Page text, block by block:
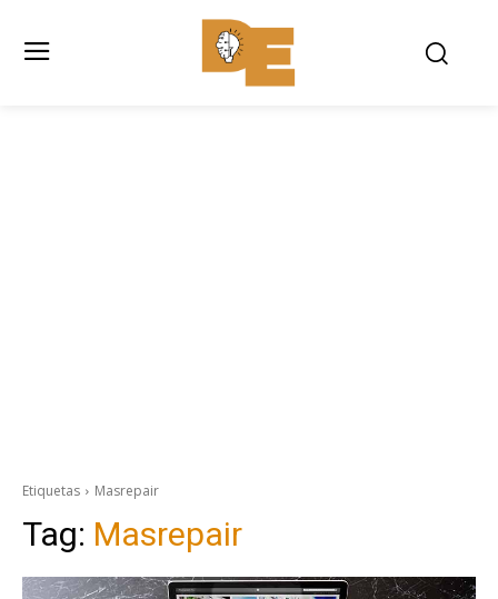
Etiquetas Masrepair
Tag: Masrepair